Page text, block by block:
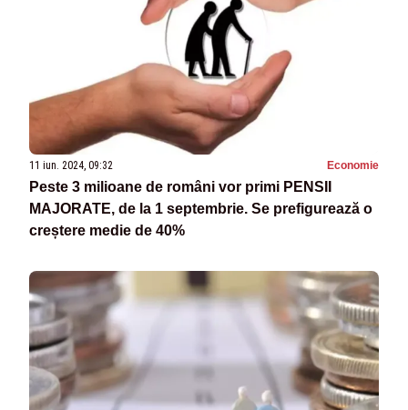
11 iun. 2024, 09:32 Economie
Peste 3 milioane de români vor primi PENSII
MAJORATE, de la 1 septembrie. Se prefigurează o
creștere medie de 40%